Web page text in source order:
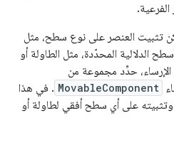
تثبيت العنصر على نوع سطح، مثل
الدلالية المحدّدة، مثل الطاولة أو
حدِّد مجموعة من
MovableComponent . في هذا
وتثبيته على أي سطح أفقي لطاولة أو